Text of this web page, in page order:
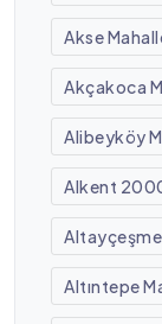
Akse
Akçakoca
Alibeyköy
Alkent
Altıntepe